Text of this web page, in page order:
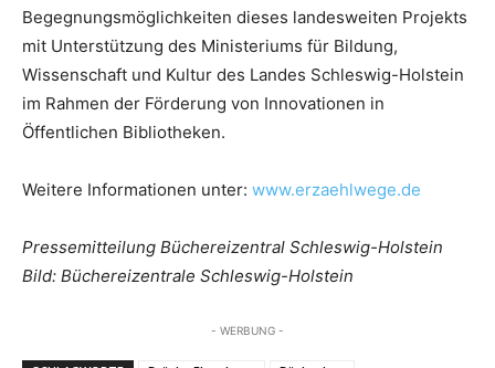
Begegnungsmöglichkeiten dieses landesweiten Projekts
mit Unterstützung des Ministeriums für Bildung,
Wissenschaft und Kultur des Landes Schleswig-Holstein
im Rahmen der Förderung von Innovationen in
Öffentlichen Bibliotheken.
Weitere Informationen unter: www.erzaehlwege.de
Pressemitteilung Büchereizentral Schleswig-Holstein
Bild: Büchereizentrale Schleswig-Holstein
- WERBUNG -